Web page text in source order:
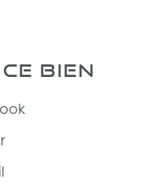
BIEN